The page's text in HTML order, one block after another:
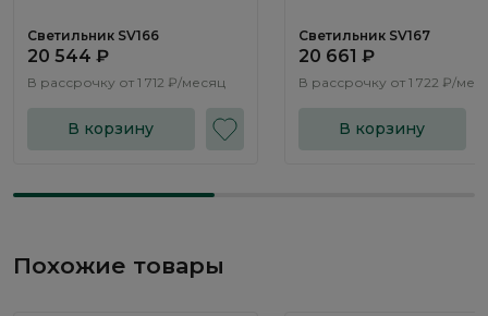
Светильник SV166
20 544 ₽
В рассрочку от 1 712 ₽/месяц
В корзину
Светильник SV167
20 661 ₽
В рассрочку от 1 722 ₽/
В корзину
Похожие товары